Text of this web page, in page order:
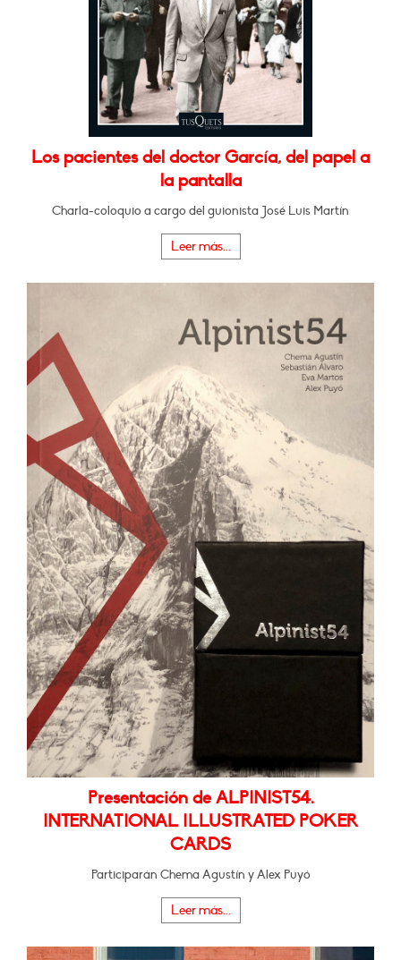
Los pacientes del doctor García, del papel a
la pantalla
Charla-coloquio a cargo del guionista José Luis Martín
Leer más...
Presentación de ALPINIST54.
INTERNATIONAL ILLUSTRATED POKER
CARDS
Participarán Chema Agustín y Alex Puyó
Leer más...